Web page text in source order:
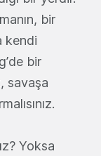
bir
kendi
bir
savaşa
Yoksa